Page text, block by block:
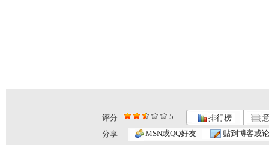
评分 5 排行榜
分享
MSN或QQ好友 贴到博客或